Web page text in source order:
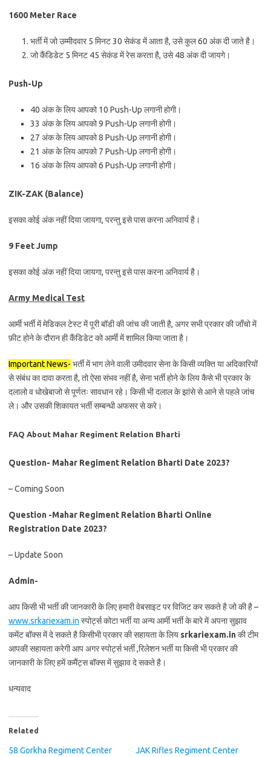
1600 Meter Race
भर्ती में जो उम्मीदवार 5 मिनट 30 सेकंड में आता है, उसे कुल 60 अंक दी जाते है।
जो कैंडिडेट 5 मिनट 45 सेकंड में रेस करता है, उसे 48 अंक दी जायगे।
Push-Up
40 अंक के लिय आपको 10 Push-Up लगानी होगी।
33 अंक के लिय आपको 9 Push-Up लगानी होगी।
27 अंक के लिय आपको 8 Push-Up लगानी होगी।
21 अंक के लिय आपको 7 Push-Up लगानी होगी।
16 अंक के लिय आपको 6 Push-Up लगानी होगी।
ZIK-ZAK (Balance)
इसका कोई अंक नहीं दिया जायगा, परन्तु इसे पास करना अनिवार्य है।
9 Feet Jump
इसका कोई अंक नहीं दिया जायगा, परन्तु इसे पास करना अनिवार्य है।
Army Medical Test
आर्मी भर्ती में मेडिकल टेस्ट में पूरी बॉडी की जांच की जाती है, अगर सभी प्रकार की जाँचो में
फ़ीट होने के दौरान ही कैंडिडेट को आर्मी में शामिल किया जाता है।
Important News- भर्ती में भाग लेने वाली उमीदवार सेना के किसी व्यक्ति या अदिकारियों
से संबंध का दावा करता है, तो ऐसा संभव नहीं है, सेना भर्ती होने के लिय कैसे भी प्रकार के
दलालो व धोखेबाजो से पूर्णतः सावधान रहे। किसी भी दलाल के झांसे से आने से पहले जांच
ले। और उसकी शिकायत भर्ती सम्बन्धी अफसर से करे।
FAQ About Mahar Regiment Relation Bharti
Question- Mahar Regiment Relation Bharti Date 2023?
– Coming Soon
Question -Mahar Regiment Relation Bharti Online
Registration Date 2023?
– Update Soon
Admin-
आप किसी भी भर्ती की जानकारी के लिए हमारी वेबसाइट पर विजिट कर सकते है जो की है –
www.srkariexam.in स्पोर्ट्स कोटा भर्ती या अन्य आर्मी भर्ती के बारे में अपना सुझाव
कमेंट बॉक्स में दे सकते है किसीभी प्रकार की सहायता के लिय srkariexam.inकी टीम
आपकी सहायता करेगी आप अगर स्पोर्ट्स भर्ती ,रिलेशन भर्ती या किसी भी प्रकार की
जानकारी के लिए हमें कमैंट्स बॉक्स में सुझाव दे सकते है।
धन्यवाद
Related
58 Gorkha Regiment Center
JAK Rifles Regiment Center